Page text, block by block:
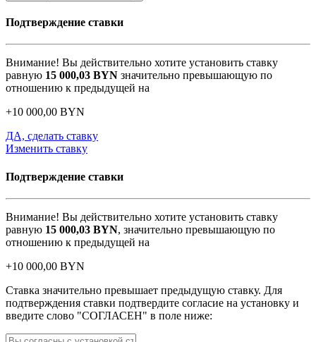
Подтверждение ставки
Внимание! Вы действительно хотите установить ставку
равную 15 000,03 BYN значительно превышающую по
отношению к предыдущей на
+10 000,00 BYN
ДА, сделать ставку
Изменить ставку
Подтверждение ставки
Внимание! Вы действительно хотите установить ставку
равную 15 000,03 BYN, значительно превышающую по
отношению к предыдущей на
+10 000,00 BYN
Ставка значительно превышает предыдущую ставку. Для
подтверждения ставки подтвердите согласие на установку и
введите слово "СОГЛАСЕН" в поле ниже: